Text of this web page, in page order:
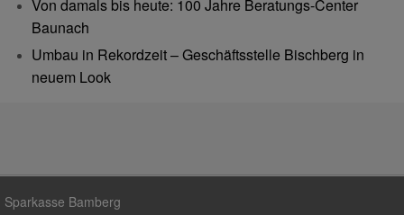
Von damals bis heute: 100 Jahre Beratungs-Center
Baunach
Umbau in Rekordzeit – Geschäftsstelle Bischberg in
neuem Look
Sparkasse Bamberg